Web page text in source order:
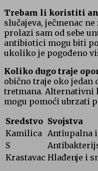
Trebam ⁣li koristiti
slučajeva, ⁢ječmenac⁢
prolazi sam od sebe
antibiotici mogu​ biti
ukoliko je pogođeno
Koliko dugo traje
obično traje⁢ oko jedan
tretmana. Alternativni
mogu pomoći ubrzati
Sredstvo Svojstva
Kamilica
Antiupalna​
S
Krastavac Hlađenje i